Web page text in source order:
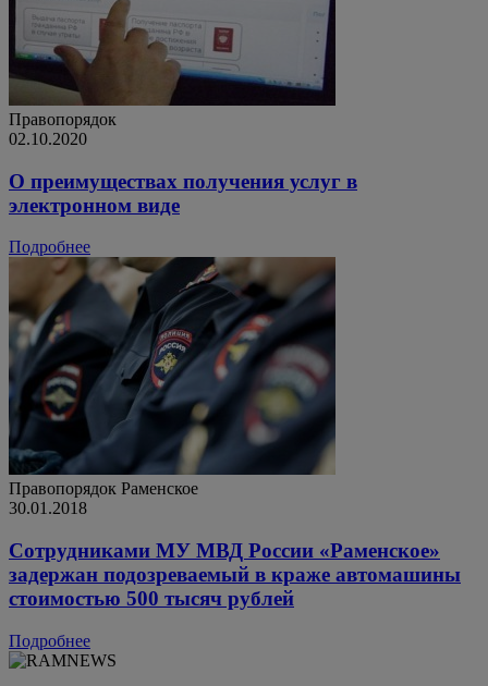
Правопорядок
02.10.2020
О преимуществах получения услуг в
электронном виде
Подробнее
Правопорядок Раменское
30.01.2018
Сотрудниками МУ МВД России «Раменское»
задержан подозреваемый в краже автомашины
стоимостью 500 тысяч рублей
Подробнее